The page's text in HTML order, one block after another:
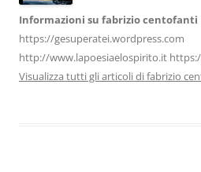
Informazioni su fabrizio centofanti
https://gesuperatei.wordpress.com
http://www.lapoesiaelospirito.it
Visualizza tutti gli articoli di fabrizio